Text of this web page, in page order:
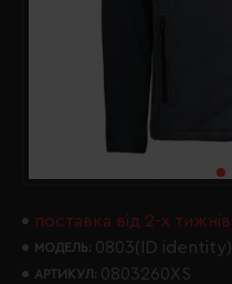
поставка від 2-х тижнів
МОДЕЛЬ: 0803(ID identity)
АРТИКУЛ: 0803260XS